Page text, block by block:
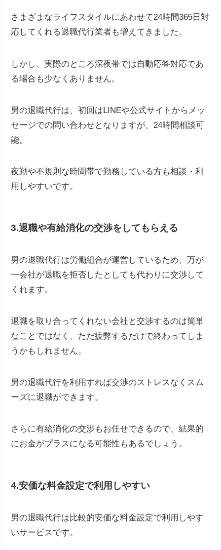
さまざまなライフスタイルにあわせて24時間365日対
応してくれる退職代行業者も増えてきました。
しかし、実際のところ深夜帯では自動応答対応であ
る場合も少なくありません。
男の退職代行は、初回はLINEや公式サイトからメッ
セージでの問い合わせとなりますが、24時間相談可
能。
夜勤や不規則な時間帯で勤務している方も相談・利
用しやすいです。
3.退職や有給消化の交渉をしてもらえる
男の退職代行は労働組合が運営しているため、万が
一会社が退職を拒否したとしても代わりに交渉して
くれます。
退職を取り合ってくれない会社と交渉するのは簡単
なことではなく、ただ疲弊するだけで終わってしま
うかもしれません。
男の退職代行を利用すれば交渉のストレスなくスム
ーズに退職ができます。
さらに有給消化の交渉もお任せできるので、結果的
にお金がプラスになる可能性もあるでしょう。
4.安価な料金設定で利用しやすい
男の退職代行は比較的安価な料金設定で利用しやす
いサービスです。